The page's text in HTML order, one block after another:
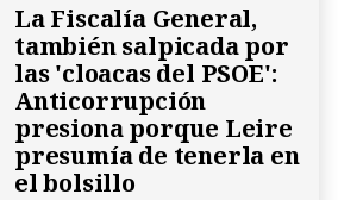
La Fiscalía General,
también salpicada por
las 'cloacas del PSOE':
Anticorrupción
presiona porque Leire
presumía de tenerla en
el bolsillo